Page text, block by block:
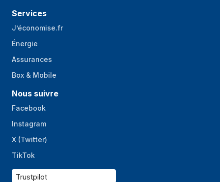
Services
J’économise.fr
Énergie
Assurances
Box & Mobile
Nous suivre
Facebook
Instagram
X (Twitter)
TikTok
Trustpilot